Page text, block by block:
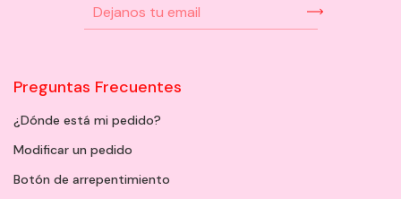
Preguntas Frecuentes
¿Dónde está mi pedido?
Modificar un pedido
Botón de arrepentimiento